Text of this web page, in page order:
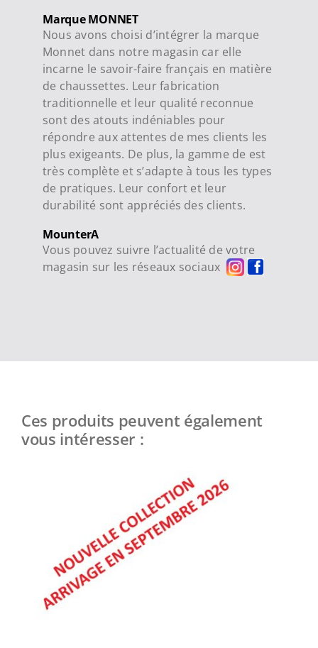
Marque MONNET
Nous avons choisi d’intégrer la marque
Monnet dans notre magasin car elle
incarne le savoir-faire français en matière
de chaussettes. Leur fabrication
traditionnelle et leur qualité reconnue
sont des atouts indéniables pour
répondre aux attentes de mes clients les
plus exigeants. De plus, la gamme de est
très complète et s’adapte à tous les types
de pratiques. Leur confort et leur
durabilité sont appréciés des clients.
MounterA
Vous pouvez suivre l’actualité de votre
magasin sur les réseaux sociaux
Ces produits peuvent également
vous intéresser :